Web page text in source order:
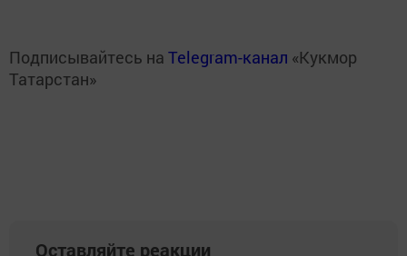
Подписывайтесь на Telegram-канал «Кукмор
Татарстан»
Оставляйте реакции